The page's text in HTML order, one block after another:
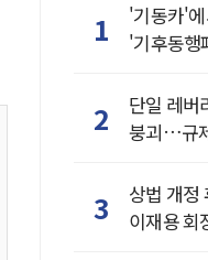
1
'기동카'
'기후동
2
단일 레버
붕괴…규
3
상법 개
이재용 회